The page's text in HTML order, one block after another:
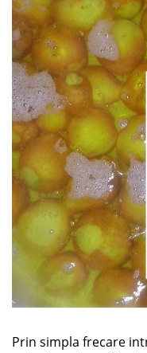
Prin simpla frecare